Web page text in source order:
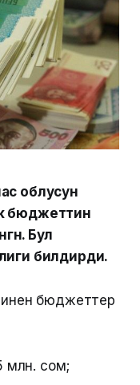
облусун
бюджеттин
Бул
билдирди.
бюджеттер
млн. сом;